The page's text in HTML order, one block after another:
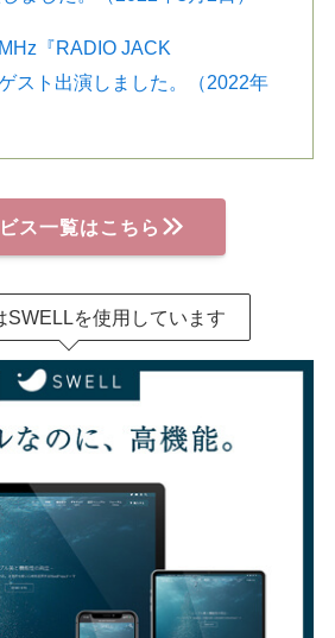
『RADIO JACK
スト出演しました。（2022年
ス一覧はこちら
SWELLを使用しています